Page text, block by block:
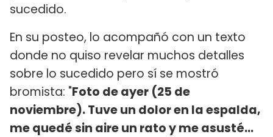
sucedido.
En su posteo, lo acompañó con un texto
donde no quiso revelar muchos detalles
sobre lo sucedido pero sí se mostró
bromista: "Foto de ayer (25 de
noviembre). Tuve un dolor en la espalda,
me quedé sin aire un rato y me asusté…